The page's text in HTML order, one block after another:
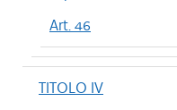
Art. 46
TITOLO IV